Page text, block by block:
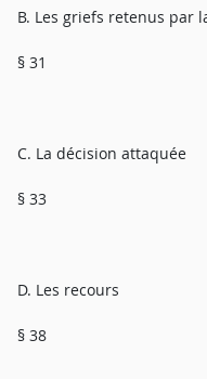
B. Les griefs retenus par
§ 31
C. La décision attaquée
§ 33
D. Les recours
§ 38